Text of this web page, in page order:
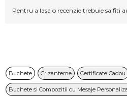
Pentru a lasa o recenzie trebuie sa fiti
Buchete Crizanteme Certificate Cadou
Buchete si Compozitii cu Mesaje